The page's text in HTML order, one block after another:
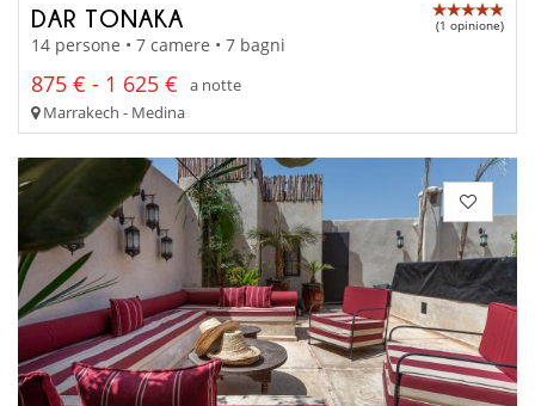
DAR TONAKA (1 opinione)
14 persone • 7 camere • 7 bagni
875 € - 1 625 €
a notte
Marrakech - Medina